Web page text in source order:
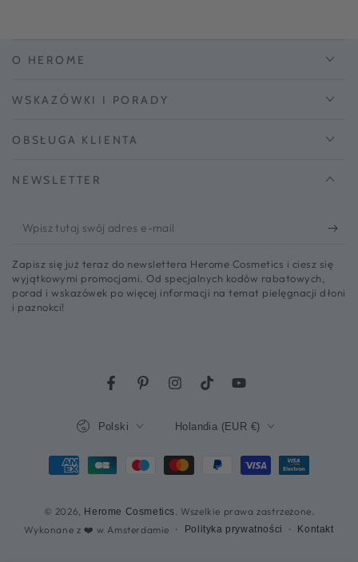
O HEROME
WSKAZÓWKI I PORADY
OBSŁUGA KLIENTA
NEWSLETTER
Wpisz
swój
adres
Zapisz się już teraz do newslettera Herome Cosmetics i ciesz się
wyjątkowymi promocjami. Od specjalnych kodów rabatowych,
porad i wskazówek po więcej informacji na temat pielęgnacji dłoni
i paznokci!
FacebookPinterestInstagramTikTokYouTube
© 2026, Herome Cosmetics
. Wszelkie prawa zastrzeżone.
Wykonane z ❤️ w Amsterdamie
Polityka prywatności Kontakt
Polski Holandia (EUR €)